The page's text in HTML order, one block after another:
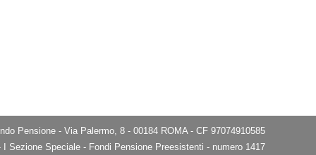
Pensione - Via Palermo, 8 - 00184 ROMA - CF 97074910585
Sezione Speciale - Fondi Pensione Preesistenti - numero 1417